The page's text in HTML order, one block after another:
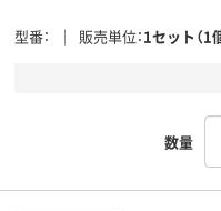
型番 販売単位 1セット（1
数量